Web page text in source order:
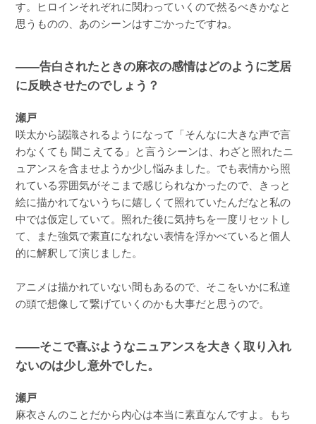
す。ヒロインそれぞれに関わっていくので然るべきかなと
思うものの、あのシーンはすごかったですね。
――告白されたときの麻衣の感情はどのように芝居
に反映させたのでしょう？
瀬戸
咲太から認識されるようになって「そんなに大きな声で言
わなくても 聞こえてる」と言うシーンは、わざと照れたニ
ュアンスを含ませようか少し悩みました。でも表情から照
れている雰囲気がそこまで感じられなかったので、きっと
絵に描かれてないうちに嬉しくて照れていたんだなと私の
中では仮定していて。照れた後に気持ちを一度リセットし
て、また強気で素直になれない表情を浮かべていると個人
的に解釈して演じました。
アニメは描かれていない間もあるので、そこをいかに私達
の頭で想像して繋げていくのかも大事だと思うので。
――そこで喜ぶようなニュアンスを大きく取り入れ
ないのは少し意外でした。
瀬戸
麻衣さんのことだから内心は本当に素直なんですよ。もち